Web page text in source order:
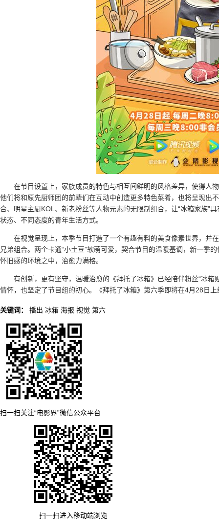
在节目设置上，家族成员的特色与相互间鲜明的风格差异，使得人
他们将和原先厨师团的前辈们在互动中创造更多特色菜肴，也将呈现出
合、明星主厨KOL、新老粉丝等人物元素的无限制组合，让“冰箱家族”
状态、不同态度的青年生活方式。
在视觉呈现上，本季节目打造了一个有趣有料的美食像素世界，并
兄弟组合。两个卡通“小土豆”软萌可爱，契合节目的温暖基调，新一季
怀旧感的环境之中，治愈力满格。
有创新，更有坚守，温暖治愈的《拜托了冰箱》已经陪伴粉丝“冰箱
情怀，也坚定了节目组的初心。《拜托了冰箱》第六季即将在4月28日
关键词： 播出 冰箱 海报 视觉 第六
扫一扫关注“电影界”微信公众平台
扫一扫进入移动端浏览